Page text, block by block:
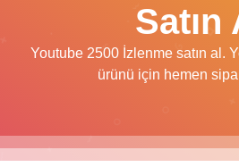
Satın
Youtube 2500 İzlenme satın al.
ürünü için hemen